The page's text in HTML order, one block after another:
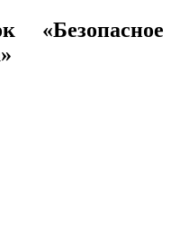
«Безопасное